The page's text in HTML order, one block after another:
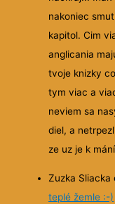
nakoniec
kapitol. Cim
anglicania
tvoje knizky
tym viac a
neviem sa
diel, a
ze uz je k
Zuzka Sliacka
teplé žemle :-)